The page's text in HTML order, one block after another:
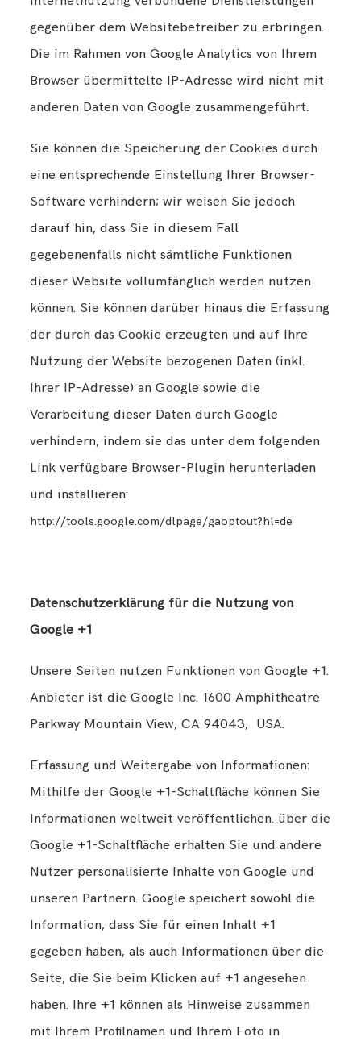
gegenüber dem Websitebetreiber zu erbringen.
Die im Rahmen von Google Analytics von Ihrem
Browser übermittelte IP-Adresse wird nicht mit
anderen Daten von Google zusammengeführt.
Sie können die Speicherung der Cookies durch
eine entsprechende Einstellung Ihrer Browser-
Software verhindern; wir weisen Sie jedoch
darauf hin, dass Sie in diesem Fall
gegebenenfalls nicht sämtliche Funktionen
dieser Website vollumfänglich werden nutzen
können. Sie können darüber hinaus die Erfassung
der durch das Cookie erzeugten und auf Ihre
Nutzung der Website bezogenen Daten (inkl.
Ihrer IP-Adresse) an Google sowie die
Verarbeitung dieser Daten durch Google
verhindern, indem sie das unter dem folgenden
Link verfügbare Browser-Plugin herunterladen
und installieren:
http://tools.google.com/dlpage/gaoptout?hl=de
Datenschutzerklärung für die Nutzung von
Google +1
Unsere Seiten nutzen Funktionen von Google +1.
Anbieter ist die Google Inc. 1600 Amphitheatre
Parkway Mountain View, CA 94043, USA.
Erfassung und Weitergabe von Informationen:
Mithilfe der Google +1-Schaltfläche können Sie
Informationen weltweit veröffentlichen. über die
Google +1-Schaltfläche erhalten Sie und andere
Nutzer personalisierte Inhalte von Google und
unseren Partnern. Google speichert sowohl die
Information, dass Sie für einen Inhalt +1
gegeben haben, als auch Informationen über die
Seite, die Sie beim Klicken auf +1 angesehen
haben. Ihre +1 können als Hinweise zusammen
mit Ihrem Profilnamen und Ihrem Foto in